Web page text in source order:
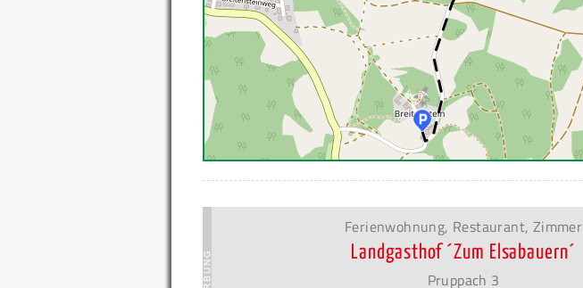
Ferienwohnung, Restaurant, Zimmer
Landgasthof ´Zum Elsabauern´
Pruppach 3